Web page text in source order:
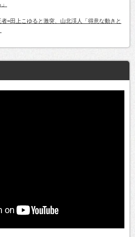
者=田上こゆると激突、山北渓人「得意な動きと